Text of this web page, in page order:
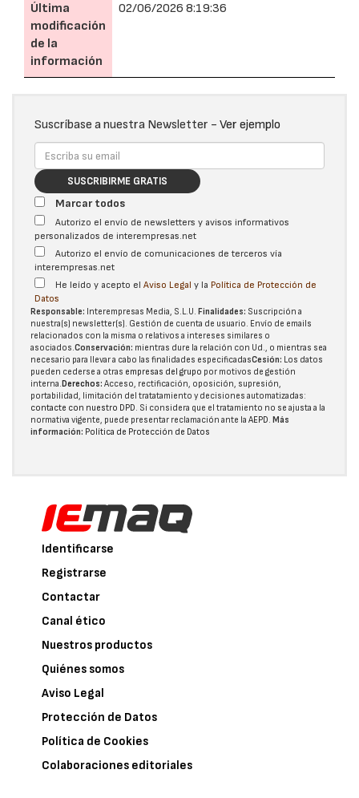
Última
modificación
de la
información
02/06/2026 8:19:36
Suscríbase a nuestra Newsletter - Ver ejemplo
SUSCRIBIRME GRATIS
Marcar todos
Autorizo el envío de newsletters y avisos informativos
personalizados de interempresas.net
Autorizo el envío de comunicaciones de terceros vía
interempresas.net
He leído y acepto el Aviso Legal y la Política de Protección de
Datos
Responsable: Interempresas Media, S.L.U. Finalidades: Suscripción a
nuestra(s) newsletter(s). Gestión de cuenta de usuario. Envío de emails
relacionados con la misma o relativos a intereses similares o
asociados.Conservación: mientras dure la relación con Ud., o mientras sea
necesario para llevar a cabo las finalidades especificadasCesión: Los datos
pueden cederse a otras empresas del grupo por motivos de gestión
interna.Derechos: Acceso, rectificación, oposición, supresión,
portabilidad, limitación del tratatamiento y decisiones automatizadas:
contacte con nuestro DPD. Si considera que el tratamiento no se ajusta a la
normativa vigente, puede presentar reclamación ante la AEPD. Más
información: Política de Protección de Datos
Identificarse
Registrarse
Contactar
Canal ético
Nuestros productos
Quiénes somos
Aviso Legal
Protección de Datos
Política de Cookies
Colaboraciones editoriales